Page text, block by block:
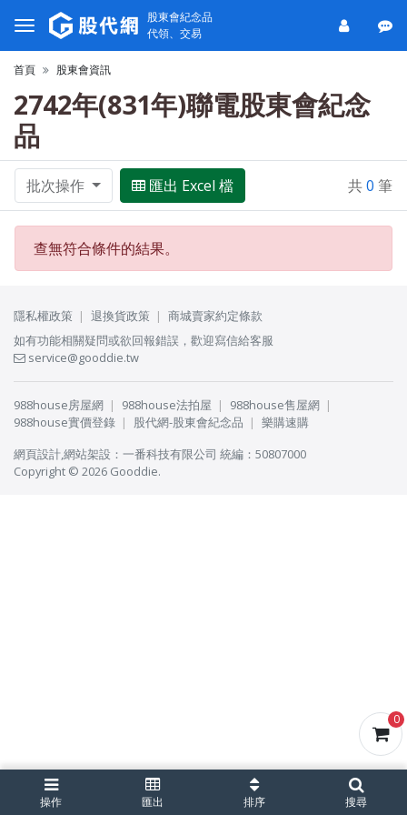
0
股東會紀念品
代領、交易
首頁 股東會資訊
2742年(831年)聯電股東會紀念
品
批次操作 匯出 Excel 檔 共0 筆
查無符合條件的結果。
操作 匯出 排序 搜尋
隱私權政策 退換貨政策
商城賣家約定條款
如有功能相關疑問或欲回報錯誤，歡迎寫信給客服
service@gooddie.tw
988house房屋網 988house法拍屋
988house售屋網
988house實價登錄
股代網-股東會紀念品
樂購速購
網頁設計,網站架設 ： 一番科技有限公司 統編：50807000
Copyright © 2026 Gooddie.